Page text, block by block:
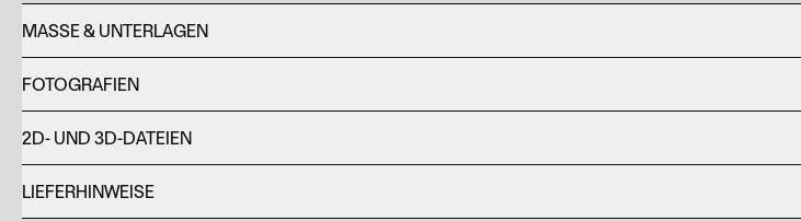
MASSE & UNTERLAGEN
FOTOGRAFIEN
2D- UND 3D-DATEIEN
LIEFERHINWEISE